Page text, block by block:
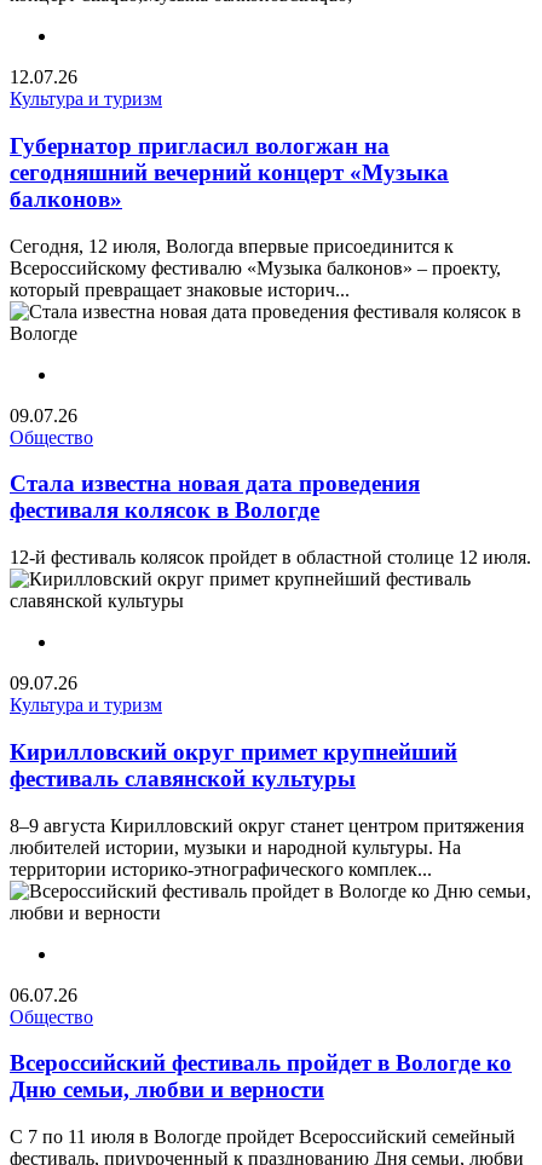
12.07.26
Культура и туризм
Губернатор пригласил вологжан на
сегодняшний вечерний концерт «Музыка
балконов»
Сегодня, 12 июля, Вологда впервые присоединится к
Всероссийскому фестивалю «Музыка балконов» – проекту,
который превращает знаковые историч...
09.07.26
Общество
Стала известна новая дата проведения
фестиваля колясок в Вологде
12-й фестиваль колясок пройдет в областной столице 12 июля.
09.07.26
Культура и туризм
Кирилловский округ примет крупнейший
фестиваль славянской культуры
8–9 августа Кирилловский округ станет центром притяжения
любителей истории, музыки и народной культуры. На
территории историко-этнографического комплек...
06.07.26
Общество
Всероссийский фестиваль пройдет в Вологде ко
Дню семьи, любви и верности
С 7 по 11 июля в Вологде пройдет Всероссийский семейный
фестиваль, приуроченный к празднованию Дня семьи, любви